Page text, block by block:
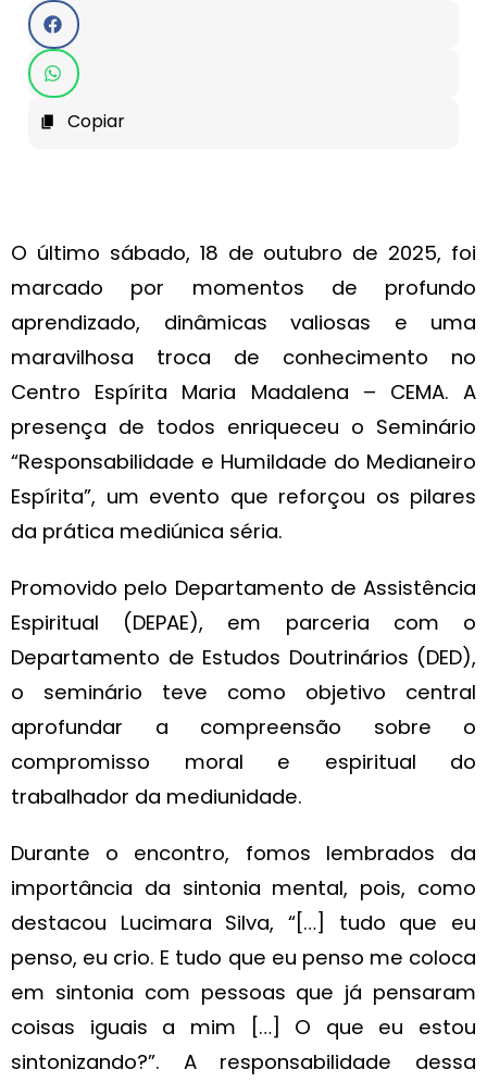
Copiar
O último sábado, 18 de outubro de 2025, foi
marcado por momentos de profundo
aprendizado, dinâmicas valiosas e uma
maravilhosa troca de conhecimento no
Centro Espírita Maria Madalena – CEMA. A
presença de todos enriqueceu o Seminário
“Responsabilidade e Humildade do Medianeiro
Espírita”, um evento que reforçou os pilares
da prática mediúnica séria.
Promovido pelo Departamento de Assistência
Espiritual (DEPAE), em parceria com o
Departamento de Estudos Doutrinários (DED),
o seminário teve como objetivo central
aprofundar a compreensão sobre o
compromisso moral e espiritual do
trabalhador da mediunidade.
Durante o encontro, fomos lembrados da
importância da sintonia mental, pois, como
destacou Lucimara Silva, “[…] tudo que eu
penso, eu crio. E tudo que eu penso me coloca
em sintonia com pessoas que já pensaram
coisas iguais a mim […] O que eu estou
sintonizando?”. A responsabilidade dessa